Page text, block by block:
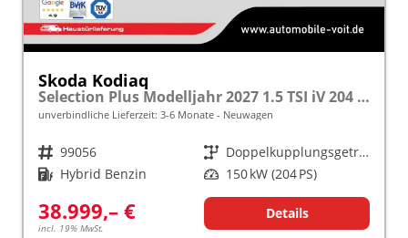
Skoda Kodiaq
Selection Plus Modelljahr 2027 1.5 TSI iV 204 PS DSG TEMPOMAT/R.KAMERA/SHZ/LED/LENKRADHEIZUNG frei konfigurierbar!
unverbindliche Lieferzeit: 3-6 Monate Neuwagen
Fahrzeugnr. 99056 Getriebe
Doppelkupplungsgetriebe (DSG)
Kraftstoff Hybrid Benzin Leistung 150 kW (204 PS)
38.999,– €
incl. 19% MwSt.
Details